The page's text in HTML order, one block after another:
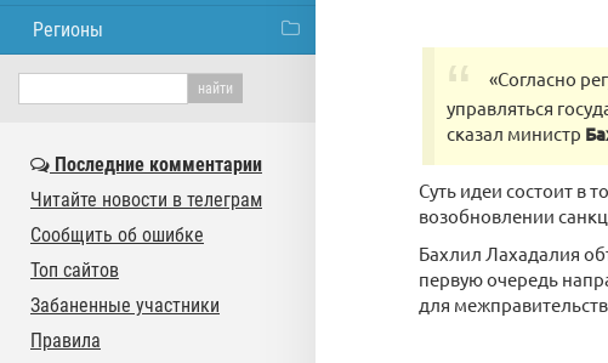
«Согласно
управляться
сказал министр
Суть идеи состоит в
возобновлении
Бахлил Лахадалия
первую очередь
для
Регионы
Последние комментарии
Читайте новости в телеграм
Сообщить об ошибке
Топ сайтов
Забаненные участники
Правила